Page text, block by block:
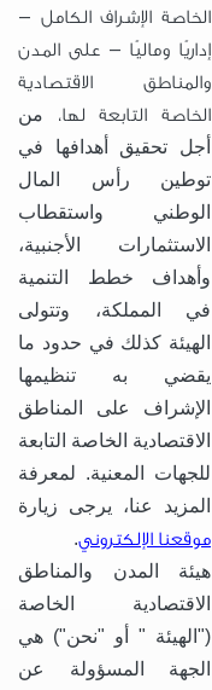
الخاصة الإشراف الكامل –
إداريًا وماليًا – على المدن
والمناطق الاقتصادية
الخاصة التابعة لها، من
أجل تحقيق أهدافها في
توطين رأس المال
الوطني واستقطاب
الاستثمارات الأجنبية،
وأهداف خطط التنمية
في المملكة، وتتولى
الهيئة كذلك في حدود ما
يقضي به تنظيمها
الإشراف على المناطق
الاقتصادية الخاصة التابعة
للجهات المعنية. لمعرفة
المزيد عنا، يرجى زيارة
موقعنا الإلكتروني.
هيئة المدن والمناطق
الاقتصادية الخاصة
("الهيئة " أو "نحن") هي
الجهة المسؤولة عن